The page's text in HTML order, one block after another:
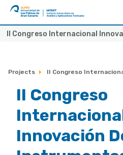
ULPGC
Ir
de
Projects II Congreso
II Congreso
Innovación